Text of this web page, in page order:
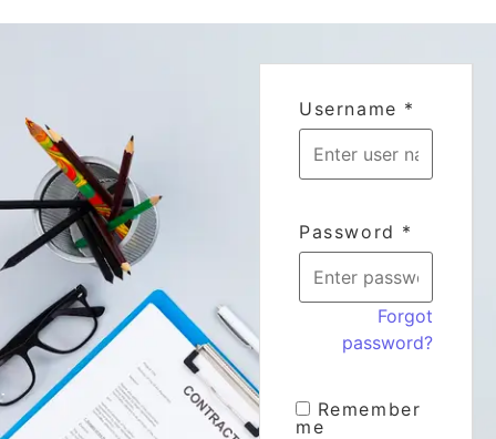
Username *
Password *
Forgot
password?
Remember
me